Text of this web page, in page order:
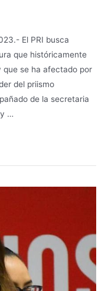
El PRI busca
que históricamente
que se ha afectado por
del priismo
de la secretaria
…